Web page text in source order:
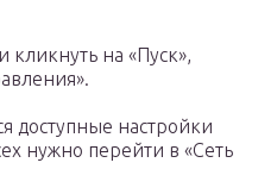
на «Пуск»,
доступные настройки
нужно перейти в «Сеть